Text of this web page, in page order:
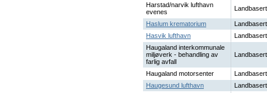
Harstad/narvik lufthavn
evenes
Landbasert
Haslum krematorium
Landbasert
Hasvik lufthavn
Landbasert
Haugaland interkommunale
miljøverk - behandling av
farlig avfall
Landbasert
Haugaland motorsenter
Landbasert
Haugesund lufthavn
Landbasert